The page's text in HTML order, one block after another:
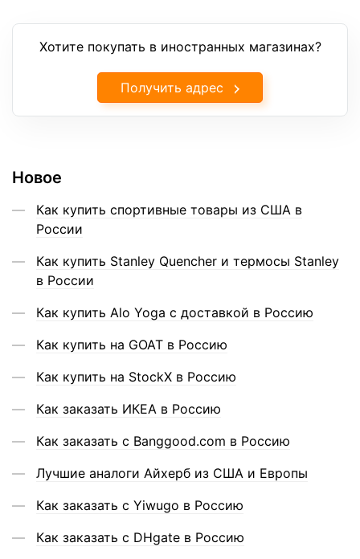
Хотите покупать в иностранных магазинах?
Получить адрес
Новое
Как купить спортивные товары из США в
России
Как купить Stanley Quencher и термосы Stanley
в России
Как купить Alo Yoga с доставкой в Россию
Как купить на GOAT в Россию
Как купить на StockX в Россию
Как заказать ИКЕА в Россию
Как заказать с Banggood.com в Россию
Лучшие аналоги Айхерб из США и Европы
Как заказать с Yiwugo в Россию
Как заказать с DHgate в Россию